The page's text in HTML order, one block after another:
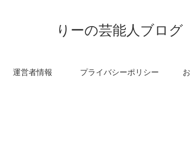
りーの芸能人ブログ
運営者情報 プライバシーポリシー